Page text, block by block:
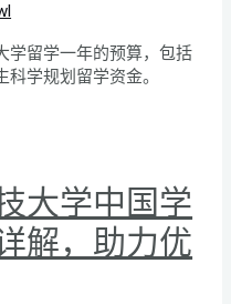
学留学一年的预算，包括
学规划留学资金。
大学中国学
解，助力优